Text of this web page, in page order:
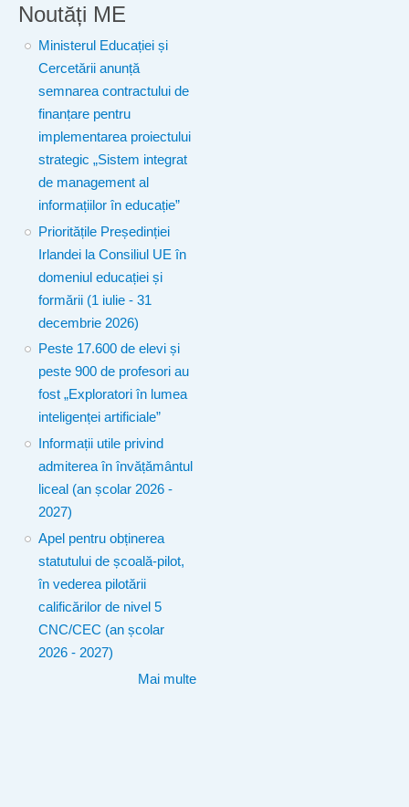
Noutăți ME
Ministerul Educației și
Cercetării anunță
semnarea contractului de
finanțare pentru
implementarea proiectului
strategic „Sistem integrat
de management al
informațiilor în educație”
Prioritățile Președinției
Irlandei la Consiliul UE în
domeniul educației și
formării (1 iulie - 31
decembrie 2026)
Peste 17.600 de elevi și
peste 900 de profesori au
fost „Exploratori în lumea
inteligenței artificiale”
Informații utile privind
admiterea în învățământul
liceal (an școlar 2026 -
2027)
Apel pentru obținerea
statutului de școală-pilot,
în vederea pilotării
calificărilor de nivel 5
CNC/CEC (an școlar
2026 - 2027)
Mai multe